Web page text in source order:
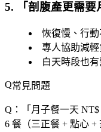
5. 「剖腹產更需要
恢復慢、行動
專人協助減
白天時段也有
常見問題
Q：「 月子餐一天 NT$
6 餐（三正餐 + 點心 +